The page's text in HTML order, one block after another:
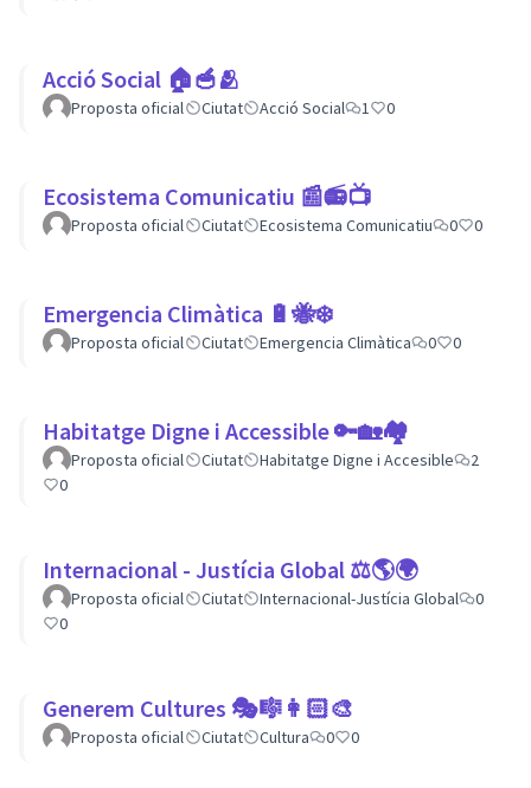
Acció Social 🏠🥣🫂
Proposta oficial Ciutat Acció Social 1 0
Ecosistema Comunicatiu 📰📻📺
Proposta oficial Ciutat Ecosistema Comunicatiu 0 0
Emergencia Climàtica 🔋🐝❄️
Proposta oficial Ciutat Emergencia Climàtica 0 0
Habitatge Digne i Accessible 🔑🏡🏘
Proposta oficial Ciutat Habitatge Digne i Accesible
2
0
Internacional - Justícia Global ⚖️🌎🌍
Proposta oficial Ciutat Internacional-Justícia Global
0
0
Generem Cultures 🎭🎼👩🏻‍🎨
Proposta oficial Ciutat Cultura 0 0